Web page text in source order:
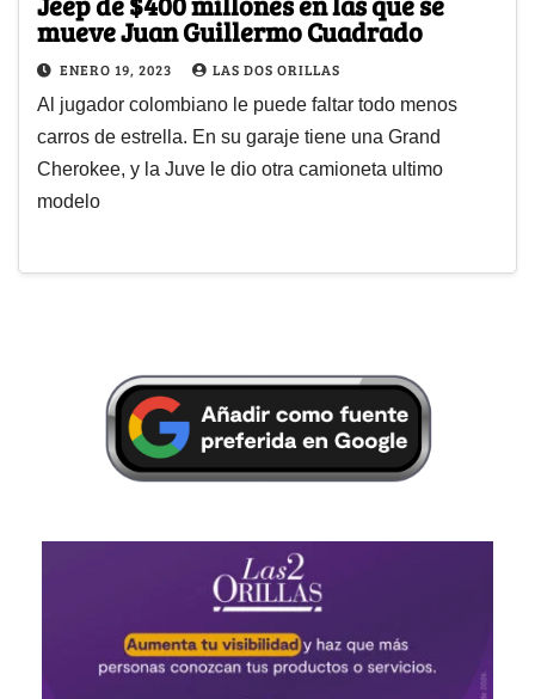
mueve Juan Guillermo Cuadrado
ENERO 19, 2023 LAS DOS ORILLAS
Al jugador colombiano le puede faltar todo menos
carros de estrella. En su garaje tiene una Grand
Cherokee, y la Juve le dio otra camioneta ultimo
modelo